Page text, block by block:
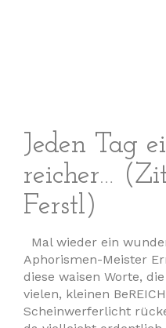
Jeden Tag
reicher…
Ferstl)
Mal wieder ein
Aphorismen-Meister
diese waisen Worte,
vielen, kleinen
Scheinwerferlicht